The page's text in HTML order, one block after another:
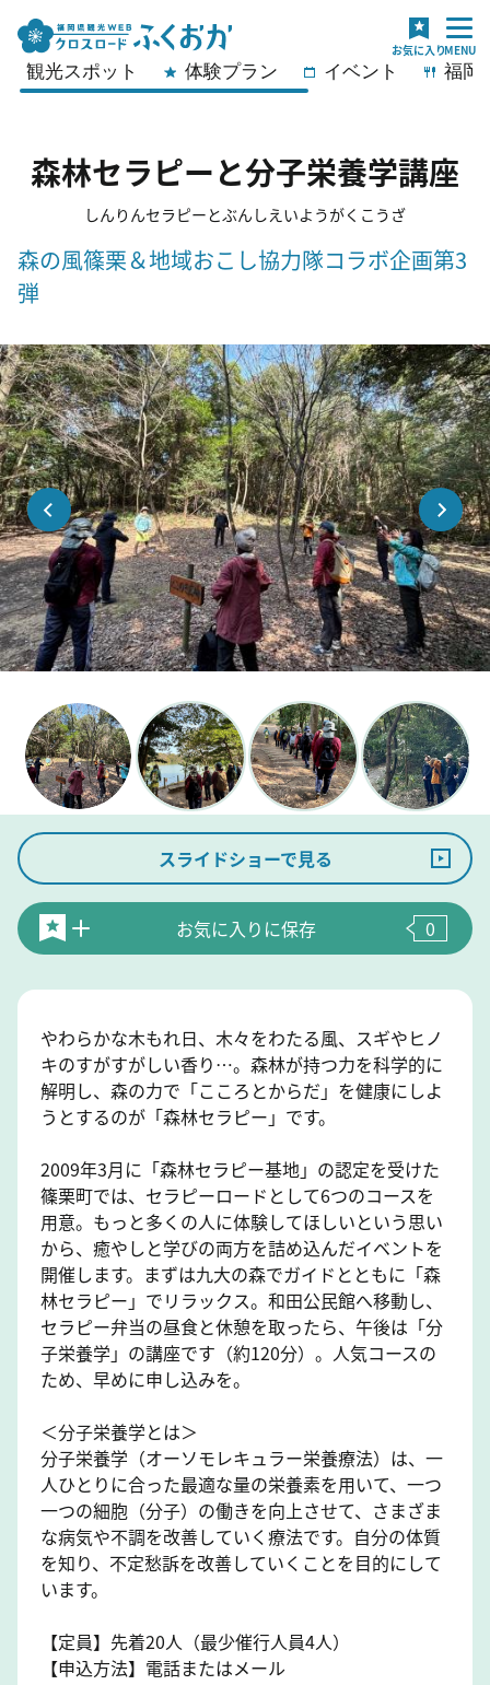
観光スポット 体験プラン イベント 福岡
森林セラピーと分子栄養学講座
しんりんセラピーとぶんしえいようがくこうざ
森の風篠栗＆地域おこし協力隊コラボ企画第3
弾
スライドショーで見る
お気に入りに保存 0
やわらかな木もれ日、木々をわたる風、スギやヒノ
キのすがすがしい香り…。森林が持つ力を科学的に
解明し、森の力で「こころとからだ」を健康にしよ
うとするのが「森林セラピー」です。
2009年3月に「森林セラピー基地」の認定を受けた
篠栗町では、セラピーロードとして6つのコースを
用意。もっと多くの人に体験してほしいという思い
から、癒やしと学びの両方を詰め込んだイベントを
開催します。まずは九大の森でガイドとともに「森
林セラピー」でリラックス。和田公民館へ移動し、
セラピー弁当の昼食と休憩を取ったら、午後は「分
子栄養学」の講座です（約120分）。人気コースの
ため、早めに申し込みを。
＜分子栄養学とは＞
分子栄養学（オーソモレキュラー栄養療法）は、一
人ひとりに合った最適な量の栄養素を用いて、一つ
一つの細胞（分子）の働きを向上させて、さまざま
な病気や不調を改善していく療法です。自分の体質
を知り、不定愁訴を改善していくことを目的にして
います。
【定員】先着20人（最少催行人員4人）
【申込方法】電話またはメール